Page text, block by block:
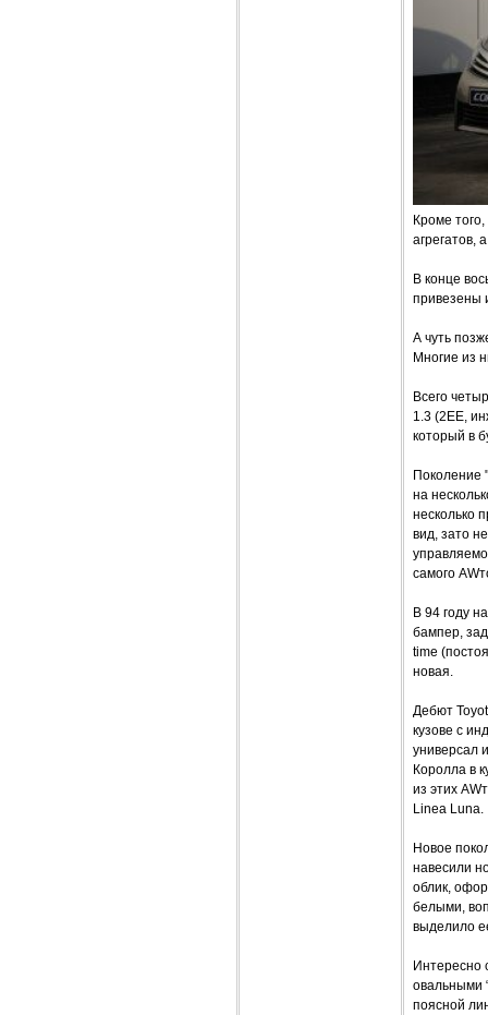
Кроме
агрегатов,
В конце
привезены
А чуть
Многие из
Всего
1.3 (2ЕЕ,
который в
Поколение
на
несколько
вид, зато
самого
В 94 году
бампер,
time
новая.
Дебют
кузове с
универсал
Королла в
из этих
Linea Luna.
Новое
навесили
облик,
белыми,
выделило
Интересно
овальными
поясной